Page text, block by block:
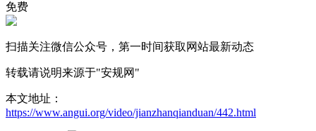
免费
扫描关注微信公众号，第一时间获取网站最新动态
转载请说明来源于"安规网"
本文地址：
https://www.angui.org/video/jianzhanqianduan/442.html